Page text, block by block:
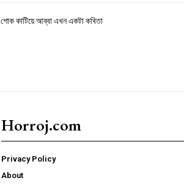
শোক কাটিয়ে আব্বা এখন একটা কবিতা
Horroj.com
Privacy Policy
About